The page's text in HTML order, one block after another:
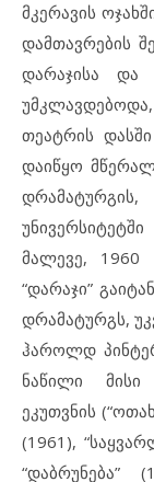
მკერავის
დამთავრების
დარაჯისა და
თეატრის
დაიწყო
მალევე, 1960
“დარაჯი”
დრამატურგს,
ჰაროლდ
ნაწილი
ეკუთვნის
(1961),
“დაბრუნება”